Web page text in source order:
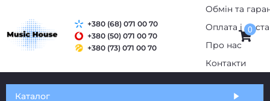
Обмін та гарантія
+380 (50) 071 00 70
+380 (73) 071 00 70
0